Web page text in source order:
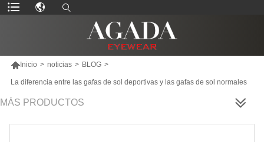
Inicio > noticias > BLOG >
La diferencia entre las gafas de sol deportivas y las gafas de sol normales
MÁS PRODUCTOS